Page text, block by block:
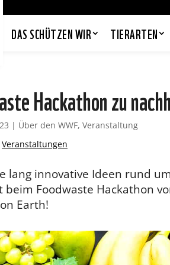
DAS SCHÜTZEN WIR TIERARTEN
Hackathon zu
| Über den WWF, Veranstaltung
Veranstaltungen
lang innovative Ideen rund
beim Foodwaste Hackathon
Earth!